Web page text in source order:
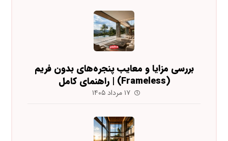
بررسی مزایا و معایب پنجره‌های بدون فریم
(Frameless) | راهنمای کامل
۱۷ مرداد ۱۴۰۵